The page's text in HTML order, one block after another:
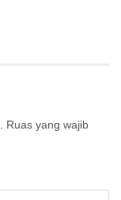
Ruas yang wajib